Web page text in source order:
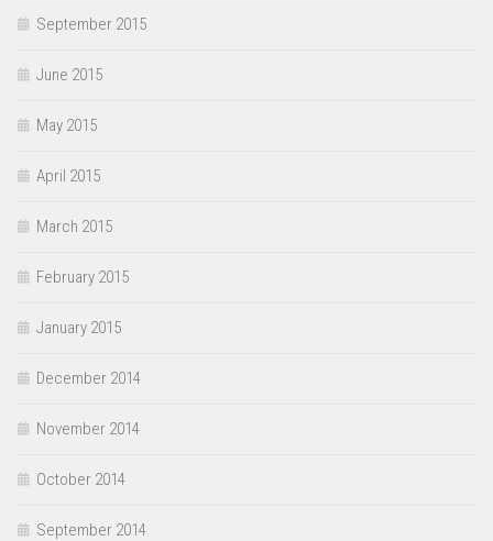
September 2015
June 2015
May 2015
April 2015
March 2015
February 2015
January 2015
December 2014
November 2014
October 2014
September 2014